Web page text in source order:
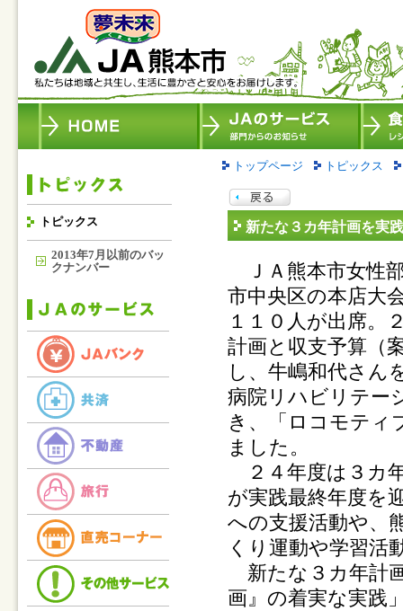
トピックス
2013年7月以前のバッ
クナンバー
トップページ トピックス
新たな３カ年計画を実
ＪＡ熊本市女性
市中央区の本店大
１１０人が出席。
計画と収支予算（
し、牛嶋和代さん
病院リハビリテー
き、「ロコモティ
ました。
２４年度は３カ
が実践最終年度を
への支援活動や、
くり運動や学習活
新たな３カ年計
画』の着実な実践